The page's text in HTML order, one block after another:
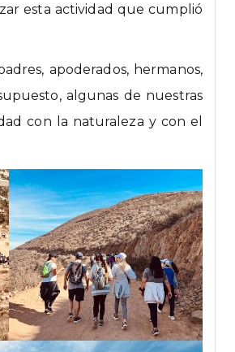
esta actividad que cumplió
apoderados, hermanos,
algunas de nuestras
con la naturaleza y con el